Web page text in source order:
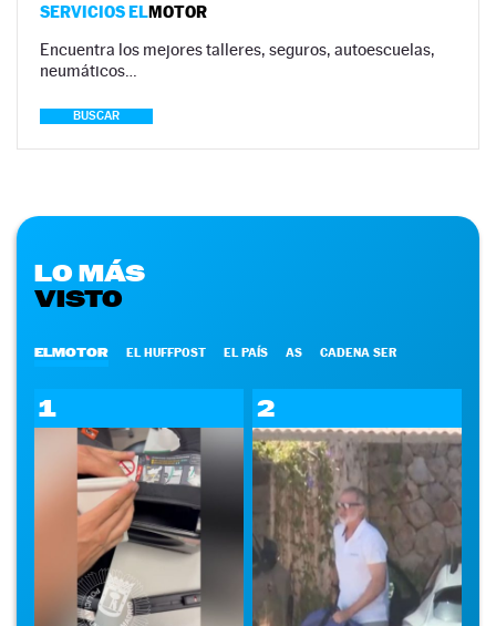
SERVICIOS ELMOTOR
Encuentra los mejores talleres, seguros, autoescuelas,
neumáticos…
BUSCAR
LO MÁS
VISTO
ELMOTOR EL HUFFPOST EL PAÍS AS CADENA SER
1 2